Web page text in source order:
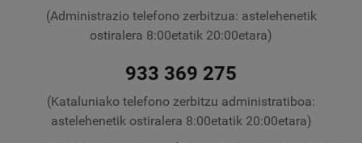
(Administrazio telefono zerbitzua: astelehenetik
ostiralera 8:00etatik 20:00etara)
933 369 275
(Kataluniako telefono zerbitzu administratiboa:
astelehenetik ostiralera 8:00etatik 20:00etara)